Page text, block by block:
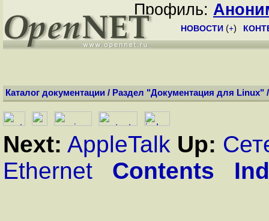
Профиль:
НОВОСТИ (+)
Каталог документации / Раздел "Документация для Linux"
Next: AppleTalk Up:
Ethernet
Contents